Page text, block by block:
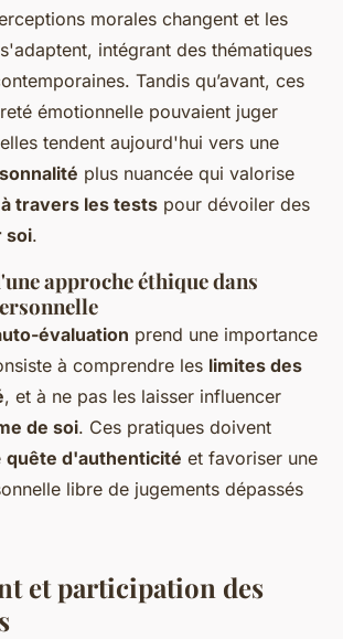
morales changent et les
intégrant des thématiques
Tandis qu’avant, ces
émotionnelle pouvaient juger
tendent aujourd'hui vers une
plus nuancée qui valorise
travers les tests pour dévoiler des
soi.
approche éthique dans
évaluation prend une importance
à comprendre les limites des
, et à ne pas les laisser influencer
de soi. Ces pratiques doivent
quête d'authenticité et favoriser une
libre de jugements dépassés
et participation des